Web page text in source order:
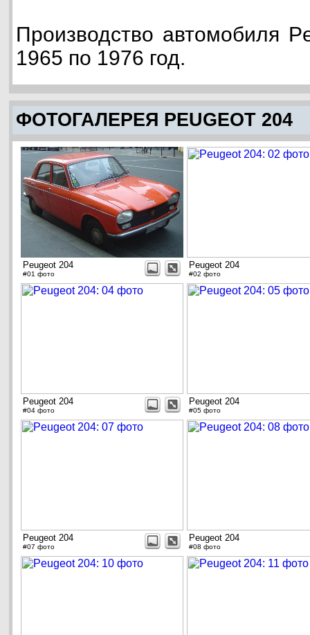
Производство автомобиля
1965 по 1976 год.
ФОТОГАЛЕРЕЯ PEUGEOT 204
Peugeot 204
#01 фото
Peugeot 204
#02 фото
Peugeot 204
#04 фото
Peugeot 204
#05 фото
Peugeot 204
#07 фото
Peugeot 204
#08 фото